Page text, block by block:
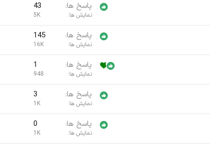
پاسخ ها 43
نمایش ها 5K
پاسخ ها 145
نمایش ها 16K
پاسخ ها 1
نمایش ها 948
پاسخ ها 3
نمایش ها 1K
پاسخ ها 0
نمایش ها 1K